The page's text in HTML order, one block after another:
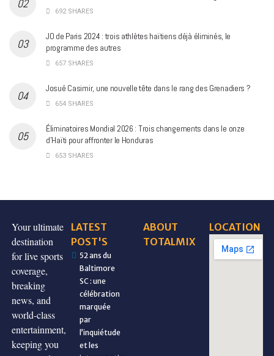
692 SHARES
JO de Paris 2024 : trois athlètes haïtiens déjà éliminés, le
programme des autres
657 SHARES
Josué Casimir, une nouvelle tête dans le rang des Grenadiers ?
654 SHARES
Éliminatoires Mondial 2026 : Trois changements dans le onze
d’Haïti pour affronter le Honduras
653 SHARES
Your ultimate
destination
for live sports
coverage,
breaking
news, and
world-class
entertainment,
keeping you
LATEST
POST'S
52 ans du
Baltimore
SC : une
célébration
marquée
par
l’inquiétude
et les
ABOUT
TOTALMIX
LOCATION